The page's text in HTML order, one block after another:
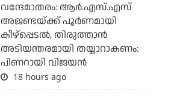
വന്ദേമാതരം: ആര്‍.എസ്.എസ്
അജണ്ടയ്ക്ക് പൂര്‍ണമായി
കീഴ്‌പ്പെടല്‍, തിരുത്താന്‍
അടിയന്തരമായി തയ്യാറാകണം:
പിണറായി വിജയന്‍
18 hours ago